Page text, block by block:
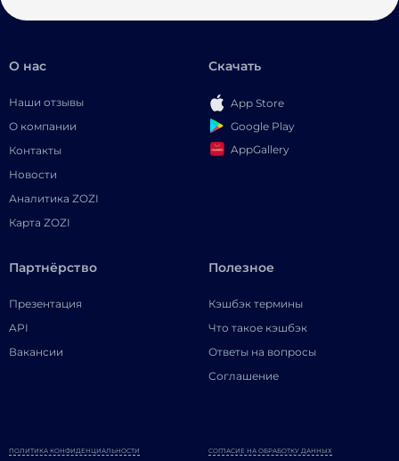
О нас
Наши отзывы
О компании
Контакты
Новости
Аналитика ZOZI
Карта ZOZI
Скачать
App Store
Google Play
AppGallery
Партнёрство
Презентация
API
Вакансии
Полезное
Кэшбэк термины
Что такое кэшбэк
Ответы на вопросы
Соглашение
ПОЛИТИКА КОНФИДЕНЦИАЛЬНОСТИ СОГЛАСИЕ НА ОБРАБОТКУ ДАННЫХ